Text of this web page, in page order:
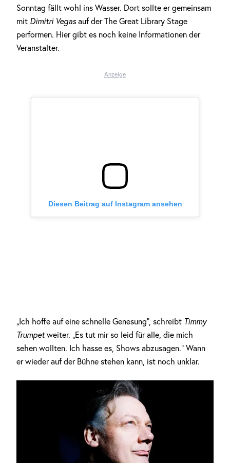
Sonntag fällt wohl ins Wasser. Dort sollte er gemeinsam
mit Dimitri Vegasauf der The Great Library Stage
performen. Hier gibt es noch keine Informationen der
Veranstalter.
Anzeige
Diesen Beitrag auf Instagram ansehen
„Ich hoffe auf eine schnelle Genesung“, schreibt Timmy
Trumpetweiter. „Es tut mir so leid für alle, die mich
sehen wollten. Ich hasse es, Shows abzusagen.“ Wann
er wieder auf der Bühne stehen kann, ist noch unklar.